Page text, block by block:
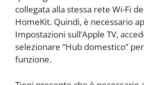
collegata alla stessa rete Wi-Fi
HomeKit. Quindi, è necessario
Impostazioni sull’Apple TV,
selezionare “Hub domestico”
funzione.